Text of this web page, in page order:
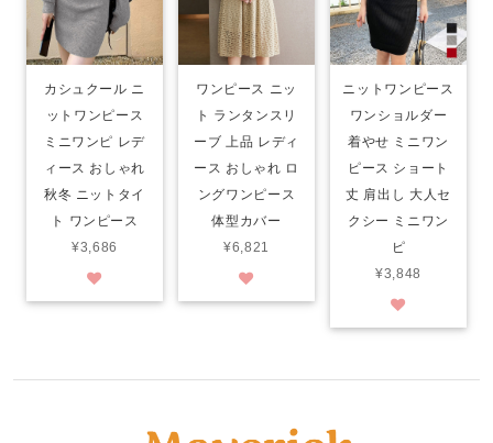
カシュクール ニ
ットワンピース
ミニワンピ レデ
ィース おしゃれ
秋冬 ニットタイ
ト ワンピース
¥3,686
ワンピース ニッ
ト ランタンスリ
ーブ 上品 レディ
ース おしゃれ ロ
ングワンピース
体型カバー
¥6,821
ニットワンピース
ワンショルダー
着やせ ミニワン
ピース ショート
丈 肩出し 大人セ
クシー ミニワン
ピ
¥3,848